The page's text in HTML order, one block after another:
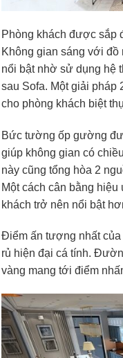
Phòng khách được sắp
Không gian sáng với đồ
nổi bật nhờ sử dụng hệ
sau Sofa. Một giải pháp
cho phòng khách biệt
Bức tường ốp gường
giúp không gian có
này cũng tổng hòa 2
Một cách cân bằng
khách trở nên nổi bật
Điểm ấn tượng nhất của
rủ hiện đại cá tính.
vàng mang tới điểm